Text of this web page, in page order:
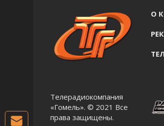
Телерадиокомпания
«Гомель». © 2021 Все
права защищены.
О